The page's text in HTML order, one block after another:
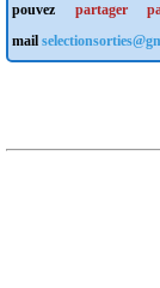
pouvez partager
mail